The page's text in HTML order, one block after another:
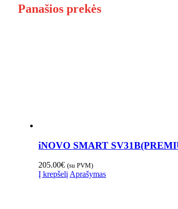
Panašios prekės
iNOVO SMART
205.00€ (su PVM)
Į krepšelį Aprašymas